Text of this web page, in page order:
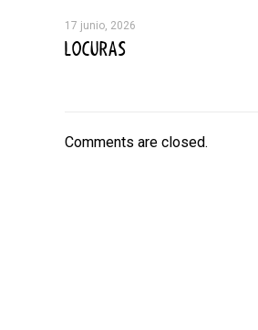
17 junio, 2026
LOCURAS
Comments are closed.